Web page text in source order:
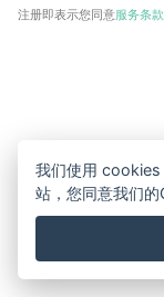
注册即表示您同意服务条款
我们使用 cookies
站，您同意我们